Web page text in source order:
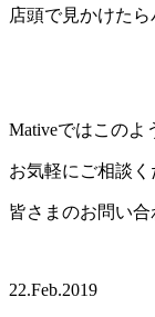
店頭で見かけた
Mativeではこの
お気軽にご相談く
皆さまのお問い
22.Feb.2019